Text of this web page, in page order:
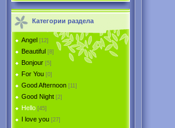
Категории раздела
Angel [12]
Beautiful [8]
Bonjour [5]
For You [0]
Good Afternoon [11]
Good Night [2]
Hello [45]
I love you [27]